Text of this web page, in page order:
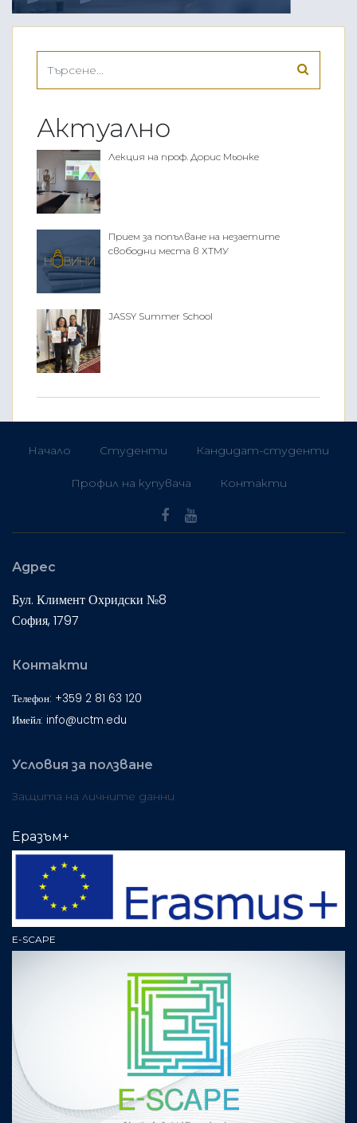
Актуално
Лекция на проф. Дорис Мьонке
Прием за попълване на незаетите
свободни места в ХТМУ
JASSY Summer School
Начало Студенти Кандидат-студенти
Профил на купувача Контакти
Адрес
Бул. Климент Охридски №8
София, 1797
Контакти
Телефон: +359 2 81 63 120
Имейл: info@uctm.edu
Условия за ползване
Защита на личните данни
Еразъм+
E-SCAPE